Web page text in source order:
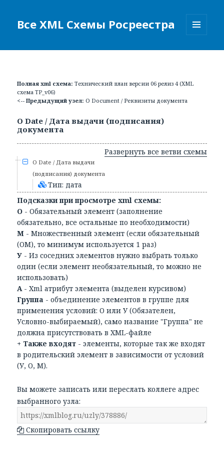
Все XML Схемы Росреестра
Полная xml схема: Технический план версии 06 релиз 4 (XML
схема TP_v06)
<-- Предыдущий узел: О Document / Реквизиты документа
О Date / Дата выдачи (подписания)
документа
Развернуть все ветви схемы
О Date / Дата выдачи
(подписания) документа
Тип: дата
Подсказки при просмотре xml схемы:
О - Обязательный элемент (заполнение
обязательно, все остальные по необходимости)
М - Множественный элемент (если обязательный
(ОМ), то минимум используется 1 раз)
У - Из соседних элементов нужно выбрать только
один (если элемент необязательный, то можно не
использовать)
А- Xml атрибут элемента (выделен курсивом)
Группа - объединение элементов в группе для
применения условий: О или У (Обязателен,
Условно-выбираемый), само название "Группа" не
должна присутствовать в XML-файле
+ Также входят - элементы, которые так же входят
в родительский элемент в зависимости от условий
(У, О, М).
Вы можете записать или переслать коллеге адрес
выбранного узла:
Скопировать ссылку